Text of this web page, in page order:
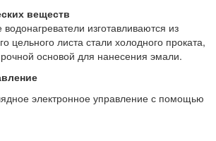
веществ
изготавливаются из
цельного листа стали холодного проката,
основой для нанесения эмали.
электронное управление с помощью